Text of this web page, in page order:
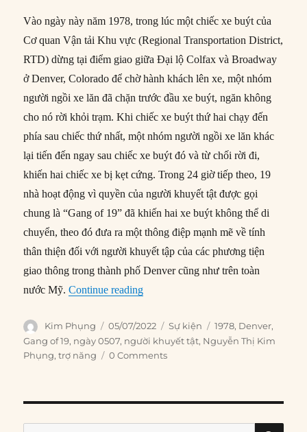
Vào ngày này năm 1978, trong lúc một chiếc xe buýt của
Cơ quan Vận tải Khu vực (Regional Transportation District,
RTD) dừng tại điểm giao giữa Đại lộ Colfax và Broadway
ở Denver, Colorado để chờ hành khách lên xe, một nhóm
người ngồi xe lăn đã chặn trước đầu xe buýt, ngăn không
cho nó rời khỏi trạm. Khi chiếc xe buýt thứ hai chạy đến
phía sau chiếc thứ nhất, một nhóm người ngồi xe lăn khác
lại tiến đến ngay sau chiếc xe buýt đó và từ chối rời đi,
khiến hai chiếc xe bị kẹt cứng. Trong 24 giờ tiếp theo, 19
nhà hoạt động vì quyền của người khuyết tật được gọi
chung là “Gang of 19” đã khiến hai xe buýt không thể di
chuyển, theo đó đưa ra một thông điệp mạnh mẽ về tính
thân thiện đối với người khuyết tập của các phương tiện
giao thông trong thành phố Denver cũng như trên toàn
nước Mỹ.Continue reading“05/07/1978: “Gang of 19” chiếm
Author
Kim Phụng
Posted
on
05/07/2022 Categories
Sự kiện Tags
1978, Denver,
Gang of 19, ngày 0507, người khuyết tật, Nguyễn Thị Kim
Phụng,trợ năng 0 Comments